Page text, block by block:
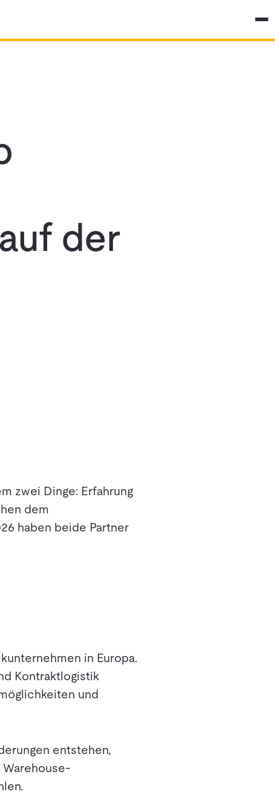
der
zwei Dinge: Erfahrung
dem
haben beide Partner
in Europa.
Kontraktlogistik
und
entstehen,